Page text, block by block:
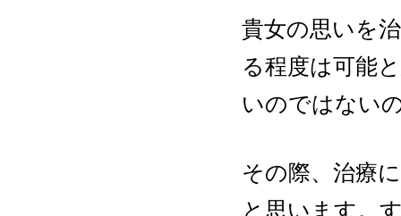
貴女の思いを
る程度は可能
いのではない
その際、治療
と思います。